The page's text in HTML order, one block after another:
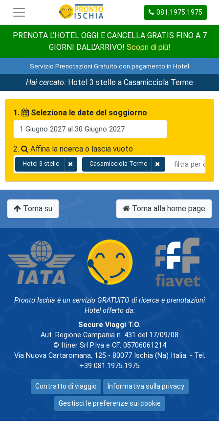
081.1975.1975
PRENOTA L'HOTEL OGGI E CANCELLA GRATIS FINO A 7
GIORNI DALL'ARRIVO! Scopri di più!
Servizio Prenotazioni Gratuito con pagamento in Hotel
Hai cercato: Hotel 3 stelle a Casamicciola Terme
1. Seleziona le date del soggiorno
2. Affina la ricerca o lascia vuoto
Hotel 3 stelle Casamicciola Terme
Torna su Torna alla home page
Pronto Ischia è un servizio GRATUITO di ricerca e prenotazioni
Hotel offerto da:
Secure Viaggi T.O.
Aut. Regione Campania n. 431 del 17/09/08
© Itiner Srl P.Iva e CF: 05706061214
Via Nuova Cartaromana, 125 - 80077 Ischia (Na) Italia. - Tel.
+39 081.1975.1975
Contratto di viaggio Informativa sulla privacy
Gestisci le preferenze sui cookie